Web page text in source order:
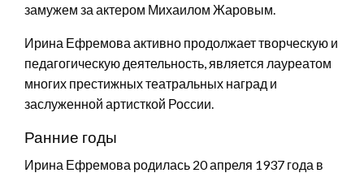
замужем за актером Михаилом Жаровым.
Ирина Ефремова активно продолжает творческую и
педагогическую деятельность, является лауреатом
многих престижных театральных наград и
заслуженной артисткой России.
Ранние годы
Ирина Ефремова родилась 20 апреля 1937 года в